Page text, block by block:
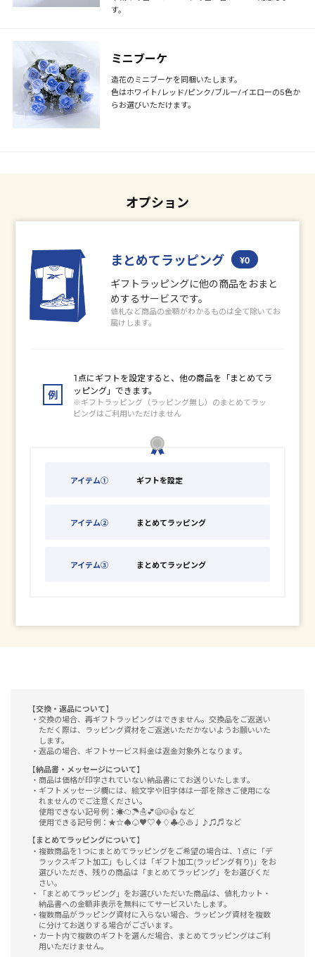
す。
ミニブーケ
造花のミニブーケを同梱いたします。
色はホワイト/レッド/ピンク/ブルー/イエローの5色か
らお選びいただけます。
オプション
まとめてラッピング ¥0
ギフトラッピングに他の商品をおまと
めするサービスです。
値札など商品の金額がわかるものは全て除いてお
届けします。
例
1点にギフトを設定すると、他の商品を「まとめてラ
ッピング」できます。
※ギフトラッピング（ラッピング無し）のまとめてラッ
ピングはご利用いただけません
アイテム① ギフトを設定
アイテム② まとめてラッピング
アイテム③ まとめてラッピング
【交換・返品について】
交換の場合、再ギフトラッピングはできません。交換品をご返送い
ただく際は、ラッピング資材をご返送いただかないようお願いいた
します。
返品の場合、ギフトサービス料金は返金対象外となります。
【納品書 ・メッセージについて】
商品は価格が印字されていない納品書にてお送りいたします。
ギフトメッセージ欄には、絵文字や旧字体は一部を除きご使用にな
れませんのでご注意ください。
使用できない記号例：☀☁☂☃💕😄🐶👍 など
使用できる記号例：★☆♠♤♥♡♦♢♣♧♨♩♪♫♬ など
【まとめてラッピングについて】
複数商品を1つにまとめてラッピングをご希望の場合は、1点に 「デ
ラックスギフト加工」もしくは 「ギフト加工(ラッピング有り)」をお
選びいただき、残りの商品は「まとめてラッピング」をお選びくだ
さい。
「まとめてラッピング」をお選びいただいた商品は、値札カット・
納品書への金額非表示を無料にてサービスいたします。
複数商品がラッピング資材に入らない場合、ラッピング資材を複数
に分けてお送りする場合がございます。
カート内で複数のギフトを選んだ場合、まとめてラッピングはご利
用いただけません。